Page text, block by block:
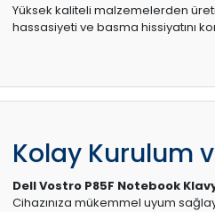
Yüksek kaliteli malzemelerden
hassasiyeti ve basma hissiyatını
Kolay Kurulum
Dell Vostro P85F Notebook
Cihazınıza mükemmel uyum